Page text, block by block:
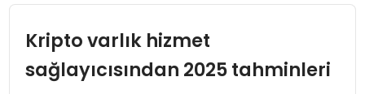
EKONOMI
SIYASET
Kripto varlık hizmet
sağlayıcısından 2025 tahminleri